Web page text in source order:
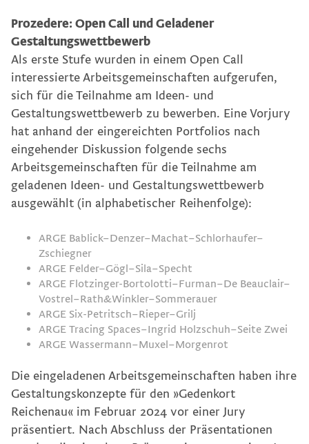
Prozedere: Open Call und Geladener
Gestaltungswettbewerb
Als erste Stufe wurden in einem Open Call
interessierte Arbeitsgemeinschaften aufgerufen,
sich für die Teilnahme am Ideen- und
Gestaltungswettbewerb zu bewerben. Eine Vorjury
hat anhand der eingereichten Portfolios nach
eingehender Diskussion folgende sechs
Arbeitsgemeinschaften für die Teilnahme am
geladenen Ideen- und Gestaltungswettbewerb
ausgewählt (in alphabetischer Reihenfolge):
ARGE Bablick–Denzer–Machat–Schlorhaufer–
Zschiegner
ARGE Felder–Gögl–Sila–Specht
ARGE Flotzinger-Bortolotti–Furman–De Beauclair–
Vostrel–Rath&Winkler–Sommerauer
ARGE Six-Petritsch–Rieper–Grilj
ARGE Tracing Spaces–Ingrid Holzschuh–Seite Zwei
ARGE Wassermann–Muxel–Morgenrot
Die eingeladenen Arbeitsgemeinschaften haben ihre
Gestaltungskonzepte für den »Gedenkort
Reichenau« im Februar 2024 vor einer Jury
präsentiert. Nach Abschluss der Präsentationen